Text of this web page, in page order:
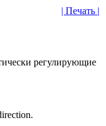
| Печать |
регулирующие